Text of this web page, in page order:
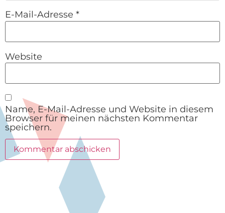
E-Mail-Adresse *
Website
Name, E-Mail-Adresse und Website in diesem
Browser für meinen nächsten Kommentar
speichern.